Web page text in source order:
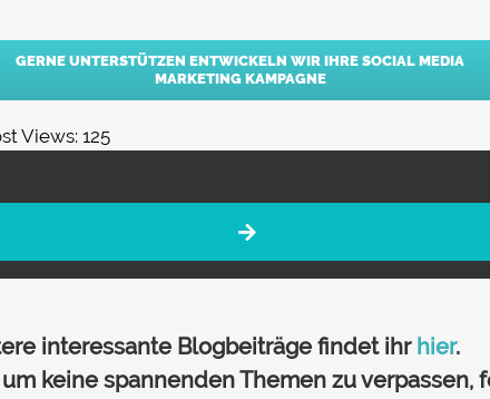
GERNE UNTERSTÜTZEN ENTWICKELN WIR IHRE SOCIAL MEDIA
MARKETING KAMPAGNE
Views: 125
interessante Blogbeiträge findet ihr hier.
keine spannenden Themen zu verpassen,